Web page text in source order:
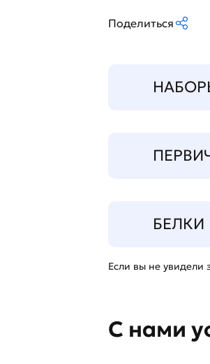
Поделиться
Если вы не увидели
С нами